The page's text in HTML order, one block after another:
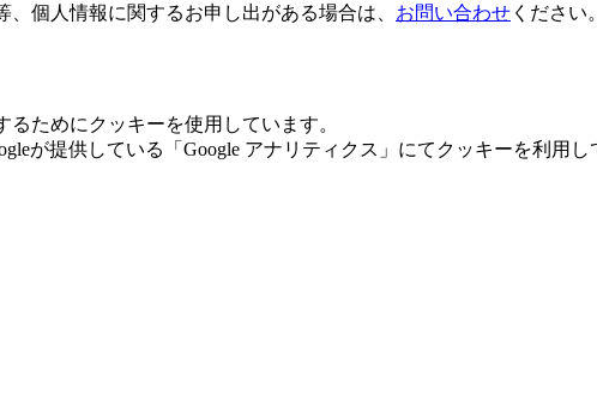
個人情報に関するお申し出がある場合は、 お問い合わせ ください。
ためにクッキーを使用しています。
が提供している「Google アナリティクス」にてクッキーを利用